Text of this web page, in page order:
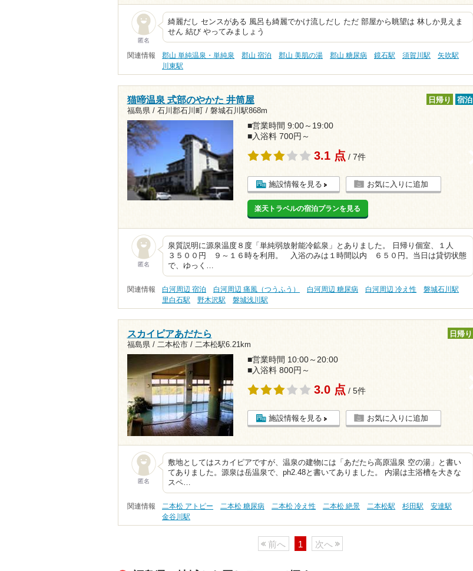
匿名
綺麗だし センスがある 風呂も綺麗でかけ流しだし ただ 部屋から眺望は 林しか見えま
せん 結び やってみましょう
関連情報 郡山 単純温泉・単純泉 郡山 宿泊 郡山 美肌の湯 郡山 糖尿病 鏡石駅 須賀川駅
矢吹駅
川東駅
猫啼温泉 式部のやかた 井筒屋
福島県 / 石川郡石川町 / 磐城石川駅868m
日帰り 宿泊
■営業時間 9:00～19:00
■入浴料 700円～
3.1 点 / 7件
施設情報を見る お気に入りに追加
楽天トラベルの宿泊プランを見る
匿名
泉質説明に源泉温度８度「単純弱放射能冷鉱泉」とありました。 日帰り個室、１人
３５００円 ９～１６時を利用。 入浴のみは１時間以内 ６５０円。当日は貸切状態
で、ゆっく…
関連情報 白河周辺 宿泊 白河周辺 痛風（つうふう） 白河周辺 糖尿病 白河周辺 冷え性
磐城石川駅
里白石駅
野木沢駅 磐城浅川駅
スカイピアあだたら
福島県 / 二本松市 / 二本松駅6.21km
日帰り
■営業時間 10:00～20:00
■入浴料 800円～
3.0 点 / 5件
施設情報を見る お気に入りに追加
匿名
敷地としてはスカイピアですが、温泉の建物には「あだたら高原温泉 空の湯」と書い
てありました。源泉は岳温泉で、ph2.48と書いてありました。 内湯は主浴槽を大きな
スペ…
関連情報 二本松 アトピー 二本松 糖尿病 二本松 冷え性 二本松 絶景 二本松駅 杉田駅
安達駅
金谷川駅
前へ 1 次へ